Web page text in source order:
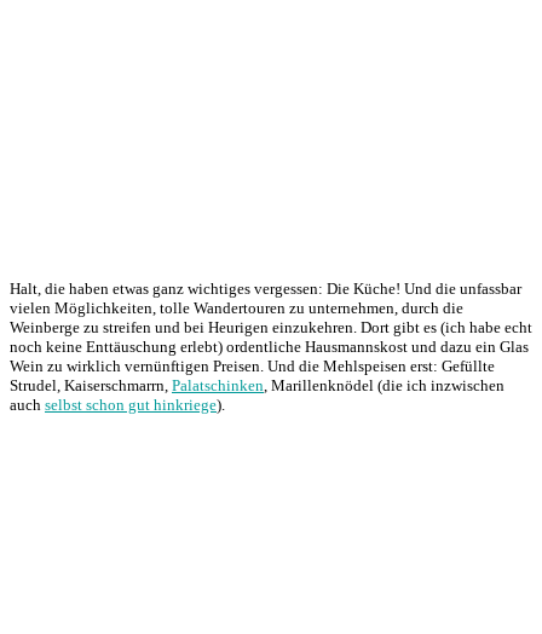
Halt, die haben etwas ganz wichtiges vergessen: Die Küche! Und die unfassbar
vielen Möglichkeiten, tolle Wandertouren zu unternehmen, durch die
Weinberge zu streifen und bei Heurigen einzukehren. Dort gibt es (ich habe echt
noch keine Enttäuschung erlebt) ordentliche Hausmannskost und dazu ein Glas
Wein zu wirklich vernünftigen Preisen. Und die Mehlspeisen erst: Gefüllte
Strudel, Kaiserschmarrn, Palatschinken , Marillenknödel (die ich inzwischen
auch selbst schon gut hinkriege).